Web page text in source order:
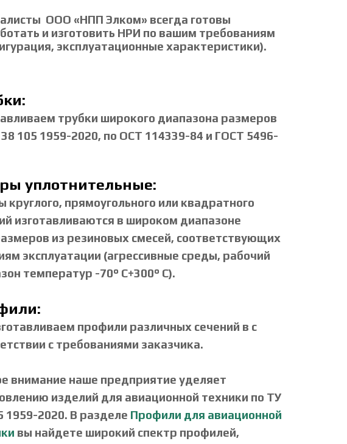
ООО «НПП Элком» всегда готовы
и изготовить НРИ по вашим требованиям
эксплуатационные характеристики).
профили различных сечений в с
с требованиями заказчика.
внимание наше предприятие уделяет
изделий для авиационной техники по ТУ
1959-2020. В разделе Профили для авиационной
вы найдете широкий спектр профилей,
трубки широкого диапазона размеров
105 1959-2020, по ОСТ 114339-84 и ГОСТ 5496-
круглого, прямоугольного или квадратного
изготавливаются в широком диапазоне
из резиновых смесей, соответствующих
эксплуатации (агрессивные среды, рабочий
температур -70° С+300° С).
уплотнительные: